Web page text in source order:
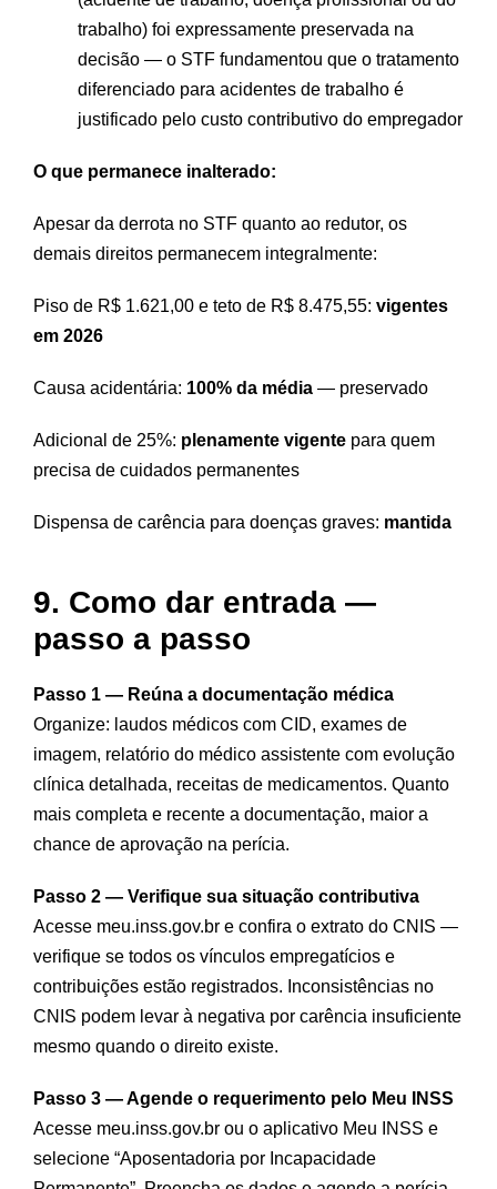
trabalho) foi expressamente preservada na
decisão — o STF fundamentou que o tratamento
diferenciado para acidentes de trabalho é
justificado pelo custo contributivo do empregador
O que permanece inalterado:
Apesar da derrota no STF quanto ao redutor, os
demais direitos permanecem integralmente:
Piso de R$ 1.621,00 e teto de R$ 8.475,55: vigentes
em 2026
Causa acidentária: 100% da média — preservado
Adicional de 25%: plenamente vigente para quem
precisa de cuidados permanentes
Dispensa de carência para doenças graves: mantida
9. Como dar entrada —
passo a passo
Passo 1 — Reúna a documentação médica
Organize: laudos médicos com CID, exames de
imagem, relatório do médico assistente com evolução
clínica detalhada, receitas de medicamentos. Quanto
mais completa e recente a documentação, maior a
chance de aprovação na perícia.
Passo 2 — Verifique sua situação contributiva
Acesse meu.inss.gov.br e confira o extrato do CNIS —
verifique se todos os vínculos empregatícios e
contribuições estão registrados. Inconsistências no
CNIS podem levar à negativa por carência insuficiente
mesmo quando o direito existe.
Passo 3 — Agende o requerimento pelo Meu INSS
Acesse meu.inss.gov.br ou o aplicativo Meu INSS e
selecione “Aposentadoria por Incapacidade